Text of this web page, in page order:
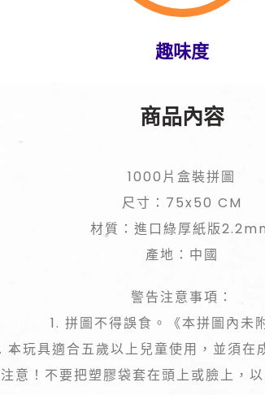
趣味度
商品內容
1000片盒裝拼圖
尺寸：75x50 CM
材質：進口綠厚紙版
產地：中國
警告注意事項：
1. 拼圖不得誤食。《本拼圖內未
本玩具適合五歲以上兒童使用，並須在
意！不要把塑膠袋套在頭上或臉上，